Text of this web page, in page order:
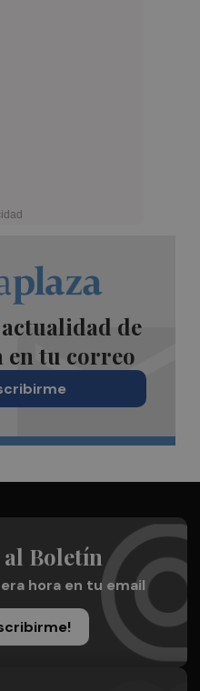
de
en tu correo
Boletín
hora en tu email